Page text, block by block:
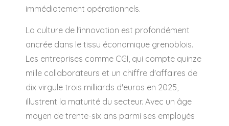
immédiatement opérationnels.
La culture de l'innovation est profondément
ancrée dans le tissu économique grenoblois.
Les entreprises comme CGI, qui compte quinze
mille collaborateurs et un chiffre d'affaires de
dix virgule trois milliards d'euros en 2025,
illustrent la maturité du secteur. Avec un âge
moyen de trente-six ans parmi ses employés